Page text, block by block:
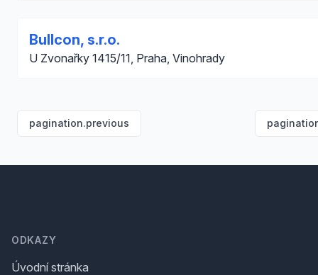
Bullcon, s.r.o.
U Zvonařky 1415/11, Praha, Vinohrady
pagination.previous
ODKAZY
Úvodní stránka